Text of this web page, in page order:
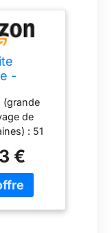
-
L, Bleu
(grande
de
: 51
%
de
:
€